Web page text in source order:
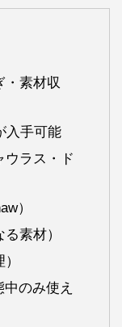
・素材収
入手可能
ウラス・ド
）
素材）
中のみ使え